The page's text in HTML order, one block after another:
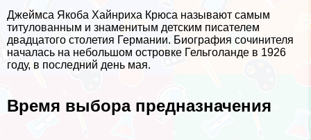
Джеймса Якоба Хайнриха Крюса называют самым
титулованным и знаменитым детским писателем
двадцатого столетия Германии. Биография сочинителя
началась на небольшом островке Гельголанде в 1926
году, в последний день мая.
Время выбора предназначения